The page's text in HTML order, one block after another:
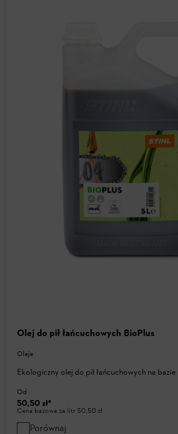
Olej do pił łańcuchowych BioPlus
Oleje
Ekologiczny olej do pił łańcuchowych na bazie
Od
50,50 zł*
Cena bazowa za litr50,50 zł
Porównaj